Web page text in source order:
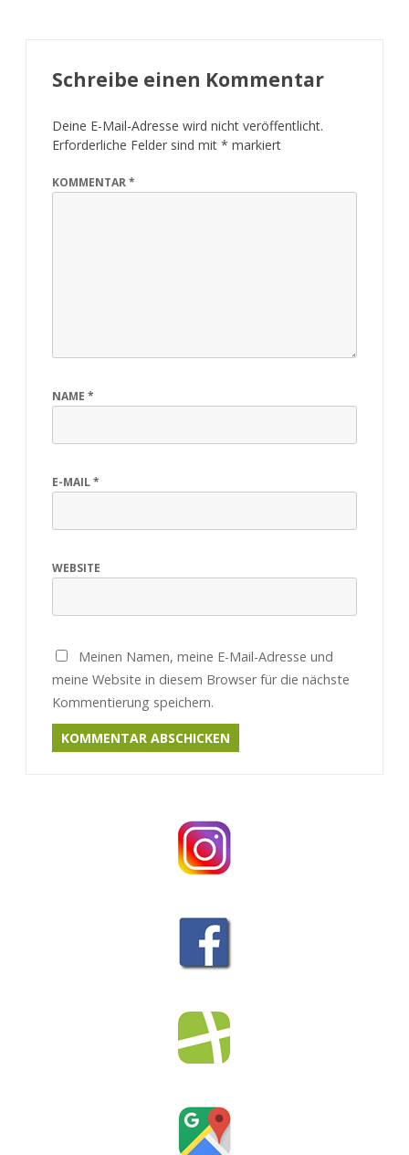
Schreibe einen Kommentar
Deine E-Mail-Adresse wird nicht veröffentlicht.
Erforderliche Felder sind mit * markiert
KOMMENTAR*
NAME *
E-MAIL*
WEBSITE
Meinen Namen, meine E-Mail-Adresse und
meine Website in diesem Browser für die nächste
Kommentierung speichern.